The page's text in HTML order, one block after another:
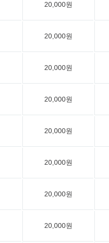
20,000원
20,000원
20,000원
20,000원
20,000원
20,000원
20,000원
20,000원